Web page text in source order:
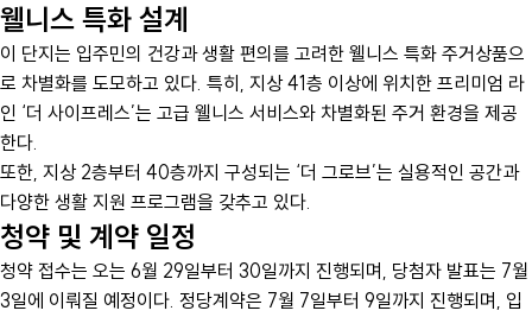
웰니스 특화 설계
이 단지는 입주민의 건강과 생활 편의를 고려한 웰니스 특화 주거상품으
로 차별화를 도모하고 있다. 특히, 지상 41층 이상에 위치한 프리미엄 라
인 ‘더 사이프레스’는 고급 웰니스 서비스와 차별화된 주거 환경을 제공
한다.
또한, 지상 2층부터 40층까지 구성되는 ‘더 그로브’는 실용적인 공간과
다양한 생활 지원 프로그램을 갖추고 있다.
청약 및 계약 일정
청약 접수는 오는 6월 29일부터 30일까지 진행되며, 당첨자 발표는 7월
3일에 이뤄질 예정이다. 정당계약은 7월 7일부터 9일까지 진행되며, 입